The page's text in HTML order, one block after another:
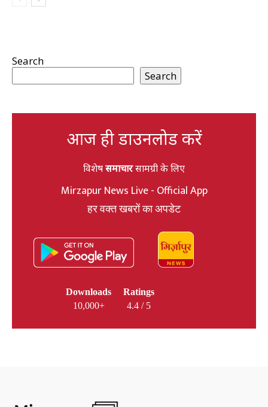
Search
Search
आज ही डाउनलोड करें
विशेषसमाचारसामग्री के लिए
Mirzapur News Live - Official App
हर वक्त खबरों का अपडेट
Downloads
10,000+
Ratings
4.4 / 5